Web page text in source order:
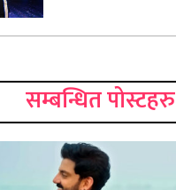
सम्बन्धित पोस्टहरु